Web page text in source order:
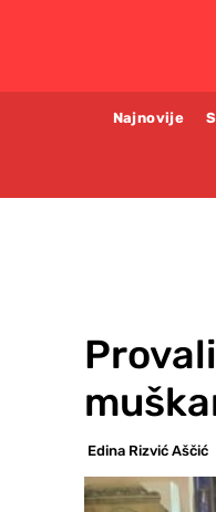
Najnovije
Edina Rizvić Aščić